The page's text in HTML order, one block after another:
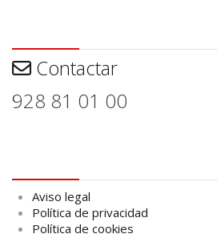
Contactar
928 81 01 00
Aviso legal
Política de privacidad
Política de cookies